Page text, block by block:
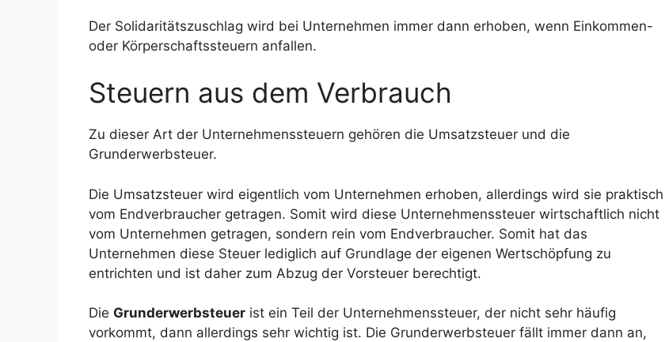
Der Solidaritätszuschlag wird bei Unternehmen immer dann erhoben, wenn Einkommen-
oder Körperschaftssteuern anfallen.
Steuern aus dem Verbrauch
Zu dieser Art der Unternehmenssteuern gehören die Umsatzsteuer und die
Grunderwerbsteuer.
Die Umsatzsteuer wird eigentlich vom Unternehmen erhoben, allerdings wird sie praktisch
vom Endverbraucher getragen. Somit wird diese Unternehmenssteuer wirtschaftlich nicht
vom Unternehmen getragen, sondern rein vom Endverbraucher. Somit hat das
Unternehmen diese Steuer lediglich auf Grundlage der eigenen Wertschöpfung zu
entrichten und ist daher zum Abzug der Vorsteuer berechtigt.
Die Grunderwerbsteuer ist ein Teil der Unternehmenssteuer, der nicht sehr häufig
vorkommt, dann allerdings sehr wichtig ist. Die Grunderwerbsteuer fällt immer dann an,